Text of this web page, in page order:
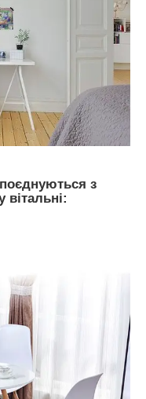
поєднуються з
вітальні: